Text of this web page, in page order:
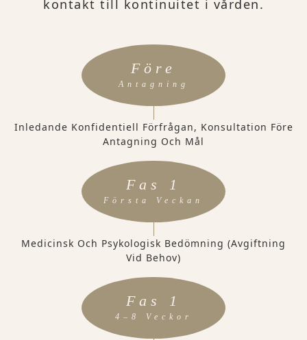
kontakt till kontinuitet i vården.
Före
Antagning
Inledande Konfidentiell Förfrågan, Konsultation Före
Antagning Och Mål
Fas 1
Första Veckan
Medicinsk Och Psykologisk Bedömning (avgiftning
Vid Behov)
Fas 1
4–8 Veckor